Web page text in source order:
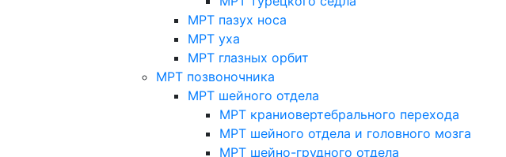
МРТ пазух носа
МРТ уха
МРТ глазных орбит
МРТ позвоночника
МРТ шейного отдела
МРТ краниовертебрального перехода
МРТ шейного отдела и головного мозга
МРТ шейно-грудного отдела